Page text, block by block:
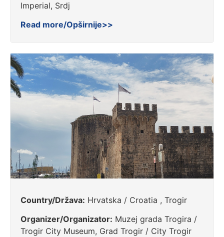
Imperial, Srdj
Read more/Opširnije>>
Country/Država: Hrvatska / Croatia , Trogir
Organizer/Organizator: Muzej grada Trogira /
Trogir City Museum, Grad Trogir / City Trogir